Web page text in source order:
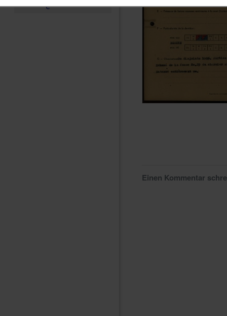
e
Einen Kommentar